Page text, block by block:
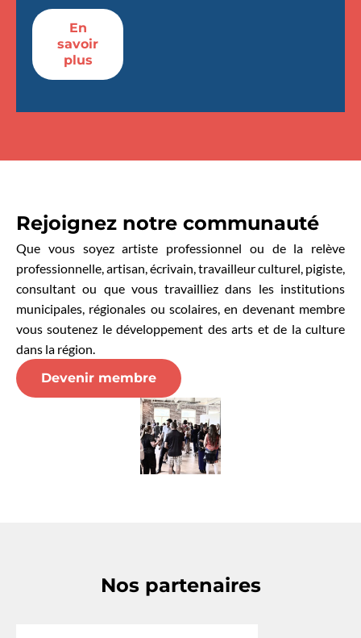
En
savoir
plus
Rejoignez notre communauté
Que vous soyez artiste professionnel ou de la relève
professionnelle, artisan, écrivain, travailleur culturel, pigiste,
consultant ou que vous travailliez dans les institutions
municipales, régionales ou scolaires, en devenant membre
vous soutenez le développement des arts et de la culture
dans la région.
Devenir membre
Nos partenaires